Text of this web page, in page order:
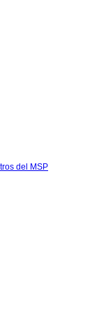
del MSP